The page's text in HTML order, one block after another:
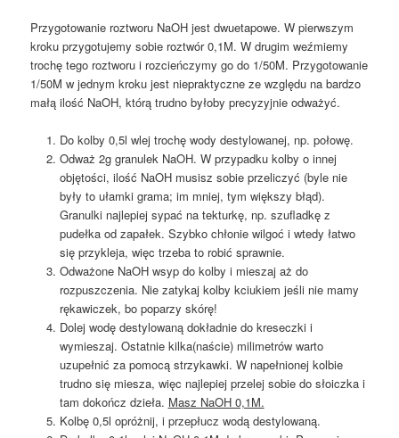
Przygotowanie roztworu NaOH jest dwuetapowe. W pierwszym
kroku przygotujemy sobie roztwór 0,1M. W drugim weźmiemy
trochę tego roztworu i rozcieńczymy go do 1/50M. Przygotowanie
1/50M w jednym kroku jest niepraktyczne ze względu na bardzo
małą ilość NaOH, którą trudno byłoby precyzyjnie odważyć.
Do kolby 0,5l wlej trochę wody destylowanej, np. połowę.
Odważ 2g granulek NaOH. W przypadku kolby o innej
objętości, ilość NaOH musisz sobie przeliczyć (byle nie
były to ułamki grama; im mniej, tym większy błąd).
Granulki najlepiej sypać na tekturkę, np. szufladkę z
pudełka od zapałek. Szybko chłonie wilgoć i wtedy łatwo
się przykleja, więc trzeba to robić sprawnie.
Odważone NaOH wsyp do kolby i mieszaj aż do
rozpuszczenia. Nie zatykaj kolby kciukiem jeśli nie mamy
rękawiczek, bo poparzy skórę!
Dolej wodę destylowaną dokładnie do kreseczki i
wymieszaj. Ostatnie kilka(naście) milimetrów warto
uzupełnić za pomocą strzykawki. W napełnionej kolbie
trudno się miesza, więc najlepiej przelej sobie do słoiczka i
tam dokończ dzieła. Masz NaOH 0,1M.
Kolbę 0,5l opróżnij, i przepłucz wodą destylowaną.